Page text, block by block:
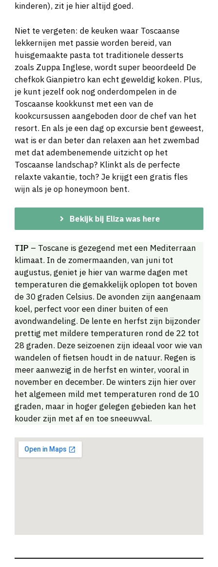
kinderen), zit je hier altijd goed.
Niet te vergeten: de keuken waar Toscaanse
lekkernijen met passie worden bereid, van
huisgemaakte pasta tot traditionele desserts
zoals Zuppa Inglese, wordt super beoordeeld De
chefkok Gianpietro kan echt geweldig koken. Plus,
je kunt jezelf ook nog onderdompelen in de
Toscaanse kookkunst met een van de
kookcursussen aangeboden door de chef van het
resort. En als je een dag op excursie bent geweest,
wat is er dan beter dan relaxen aan het zwembad
met dat adembenemende uitzicht op het
Toscaanse landschap? Klinkt als de perfecte
relaxte vakantie, toch? Je krijgt een gratis fles
wijn als je op honeymoon bent.
Bekijk bij Eliza was here
TIP – Toscane is gezegend met een Mediterraan
klimaat. In de zomermaanden, van juni tot
augustus, geniet je hier van warme dagen met
temperaturen die gemakkelijk oplopen tot boven
de 30 graden Celsius. De avonden zijn aangenaam
koel, perfect voor een diner buiten of een
avondwandeling. De lente en herfst zijn bijzonder
prettig met mildere temperaturen rond de 22 tot
28 graden. Deze seizoenen zijn ideaal voor wie van
wandelen of fietsen houdt in de natuur. Regen is
meer aanwezig in de herfst en winter, vooral in
november en december. De winters zijn hier over
het algemeen mild met temperaturen rond de 10
graden, maar in hoger gelegen gebieden kan het
kouder zijn met af en toe sneeuwval.